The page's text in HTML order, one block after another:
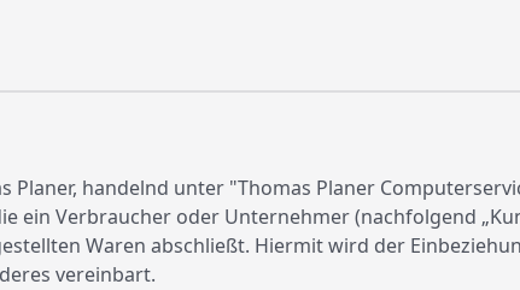
Planer, handelnd unter "Thomas Planer
ein Verbraucher oder Unternehmer (nachfolgend
Waren abschließt. Hiermit wird der
vereinbart.